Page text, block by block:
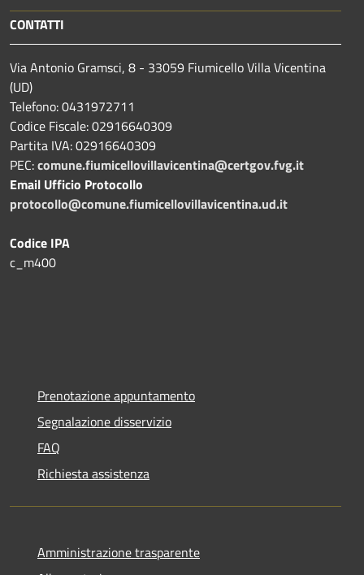
CONTATTI
Via Antonio Gramsci, 8 - 33059 Fiumicello Villa Vicentina
(UD)
Telefono: 0431972711
Codice Fiscale: 02916640309
Partita IVA: 02916640309
PEC:comune.fiumicellovillavicentina@certgov.fvg.it
Email Ufficio Protocollo
protocollo@comune.fiumicellovillavicentina.ud.it
Codice IPA
c_m400
Prenotazione appuntamento
Segnalazione disservizio
FAQ
Richiesta assistenza
Amministrazione trasparente